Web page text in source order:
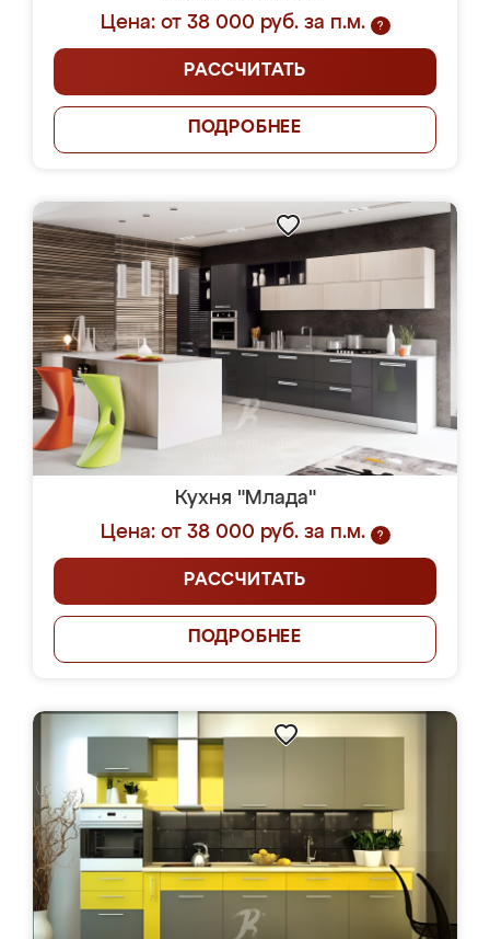
Цена: от 38 000 руб. за п.м.
?
РАССЧИТАТЬ
ПОДРОБНЕЕ
Кухня "Млада"
Цена: от 38 000 руб. за п.м.
?
РАССЧИТАТЬ
ПОДРОБНЕЕ